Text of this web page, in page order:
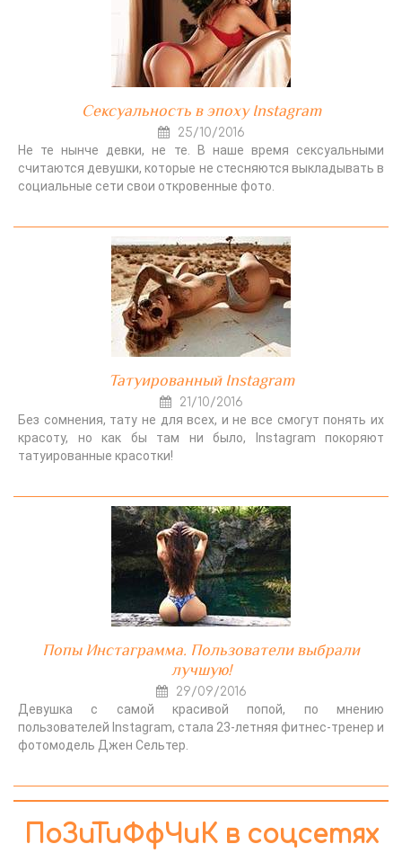
Сексуальность в эпоху Instagram
25/10/2016
Не те нынче девки, не те. В наше время сексуальными
считаются девушки, которые не стесняются выкладывать в
социальные сети свои откровенные фото.
Татуированный Instagram
21/10/2016
Без сомнения, тату не для всех, и не все смогут понять их
красоту, но как бы там ни было, Instagram покоряют
татуированные красотки!
Попы Инстаграмма. Пользователи выбрали
лучшую!
29/09/2016
Девушка с самой красивой попой, по мнению
пользователей Instagram, стала 23-летняя фитнес-тренер и
фотомодель Джен Сельтер.
ПоЗиТиФфЧиК в соцсетях